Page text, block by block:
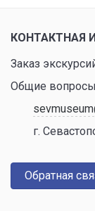
КОНТАКТНАЯ
Заказ
Общие
г.
Обратная